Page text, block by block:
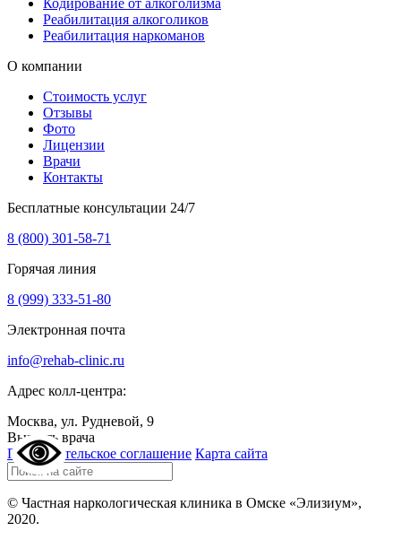
Кодирование от алкоголизма
Реабилитация алкоголиков
Реабилитация наркоманов
О компании
Стоимость услуг
Отзывы
Фото
Лицензии
Врачи
Контакты
Бесплатные консультации 24/7
8 (800) 301-58-71
Горячая линия
8 (999) 333-51-80
Электронная почта
info@rehab-clinic.ru
Адрес колл-центра:
Москва, ул. Рудневой, 9
Вызвать врача
Пользовательское соглашение Карта сайта
© Частная наркологическая клиника в Омске «Элизиум»,
2020.